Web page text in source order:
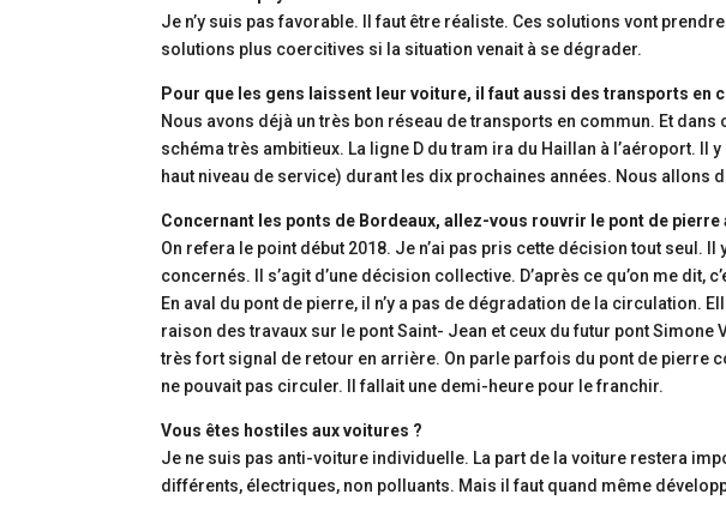
Je n’y suis pas favorable. Il faut être réaliste. Ces solutions vont
solutions plus coercitives si la situation venait à se dégrader.
Pour que les gens laissent leur voiture, il faut aussi des transports en
Nous avons déjà un très bon réseau de transports en commun. Et dans
schéma très ambitieux. La ligne D du tram ira du Haillan à l’aéroport. Il
haut niveau de service) durant les dix prochaines années. Nous allons
Concernant les ponts de Bordeaux, allez-vous rouvrir le pont de pierre
On refera le point début 2018. Je n’ai pas pris cette décision tout seul.
concernés. Il s’agit d’une décision collective. D’après ce qu’on me dit,
En aval du pont de pierre, il n’y a pas de dégradation de la circulation.
raison des travaux sur le pont Saint- Jean et ceux du futur pont
très fort signal de retour en arrière. On parle parfois du pont de pierre
ne pouvait pas circuler. Il fallait une demi-heure pour le franchir.
Vous êtes hostiles aux voitures ?
Je ne suis pas anti-voiture individuelle. La part de la voiture restera
différents, électriques, non polluants. Mais il faut quand même